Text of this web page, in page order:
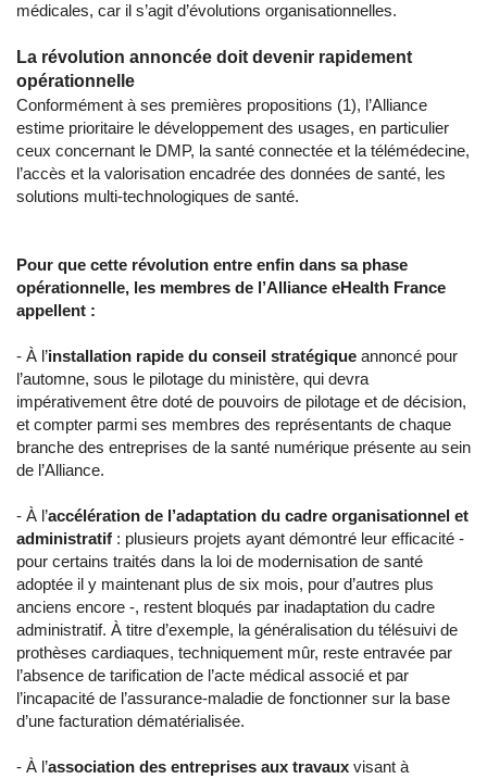
médicales, car il s’agit d’évolutions organisationnelles.
La révolution annoncée doit devenir rapidement
opérationnelle
Conformément à ses premières propositions (1), l’Alliance
estime prioritaire le développement des usages, en particulier
ceux concernant le DMP, la santé connectée et la télémédecine,
l’accès et la valorisation encadrée des données de santé, les
solutions multi-technologiques de santé.
Pour que cette révolution entre enfin dans sa phase
opérationnelle, les membres de l’Alliance eHealth France
appellent :
- À l’installation rapide du conseil stratégique annoncé pour
l’automne, sous le pilotage du ministère, qui devra
impérativement être doté de pouvoirs de pilotage et de décision,
et compter parmi ses membres des représentants de chaque
branche des entreprises de la santé numérique présente au sein
de l’Alliance.
- À l’accélération de l’adaptation du cadre organisationnel et
administratif : plusieurs projets ayant démontré leur efficacité -
pour certains traités dans la loi de modernisation de santé
adoptée il y maintenant plus de six mois, pour d’autres plus
anciens encore -, restent bloqués par inadaptation du cadre
administratif. À titre d’exemple, la généralisation du télésuivi de
prothèses cardiaques, techniquement mûr, reste entravée par
l’absence de tarification de l’acte médical associé et par
l’incapacité de l’assurance-maladie de fonctionner sur la base
d’une facturation dématérialisée.
- À l’association des entreprises aux travaux visant à